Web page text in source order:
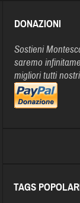
DONAZIONI
Sostieni
saremo
migliori tutti
TAGS